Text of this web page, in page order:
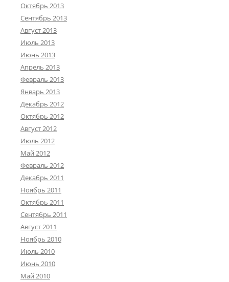
Октябрь 2013
Сентябрь 2013
Август 2013
Июль 2013
Июнь 2013
Апрель 2013
Февраль 2013
Январь 2013
Декабрь 2012
Октябрь 2012
Август 2012
Июль 2012
Май 2012
Февраль 2012
Декабрь 2011
Ноябрь 2011
Октябрь 2011
Сентябрь 2011
Август 2011
Ноябрь 2010
Июль 2010
Июнь 2010
Май 2010